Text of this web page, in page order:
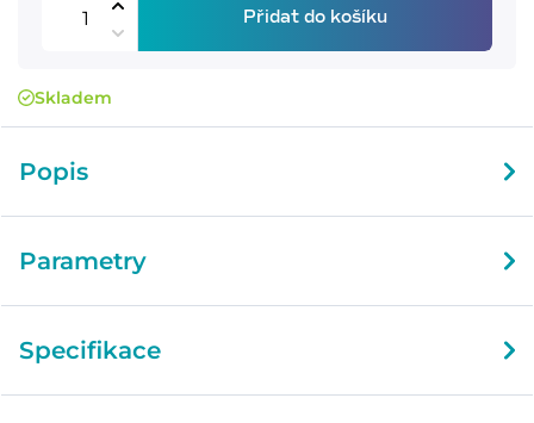
Přidat do košíku
Skladem
Popis
Parametry
Specifikace